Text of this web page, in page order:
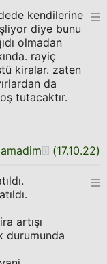
kendilerine
diye bunu
olmadan
rayiç
kiralar. zaten
da
tutacaktır.
(17.10.22)
artışı
durumunda